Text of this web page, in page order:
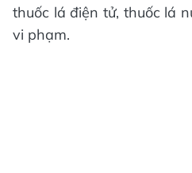
thuốc lá điện tử, thuốc lá
vi phạm.